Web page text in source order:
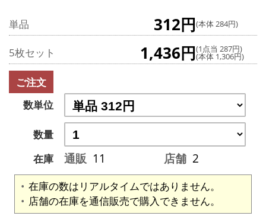
単品 312円(本体 284円)
5枚セット 1,436円(1点当 287円)
(本体 1,306円)
ご注文
数単位
数量
在庫
通販 11 店舗 2
在庫の数はリアルタイムではありません。
店舗の在庫を通信販売で購入できません。